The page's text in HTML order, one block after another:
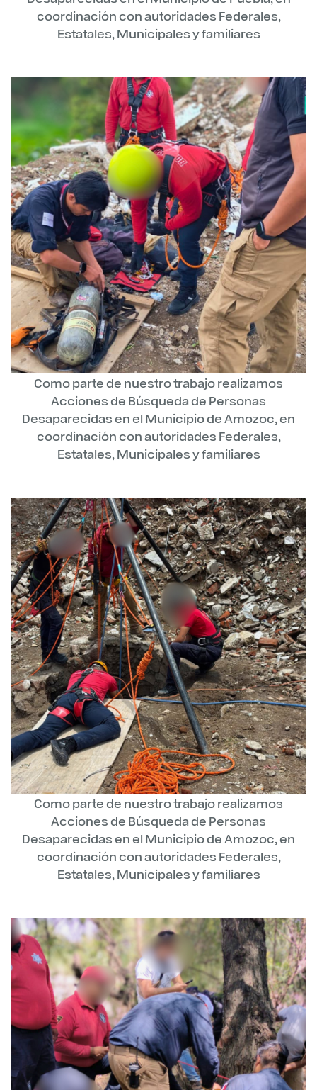
coordinación con autoridades Federales,
Estatales, Municipales y familiares
Como parte de nuestro trabajo realizamos
Acciones de Búsqueda de Personas
Desaparecidas en el Municipio de Amozoc, en
coordinación con autoridades Federales,
Estatales, Municipales y familiares
Como parte de nuestro trabajo realizamos
Acciones de Búsqueda de Personas
Desaparecidas en el Municipio de Amozoc, en
coordinación con autoridades Federales,
Estatales, Municipales y familiares